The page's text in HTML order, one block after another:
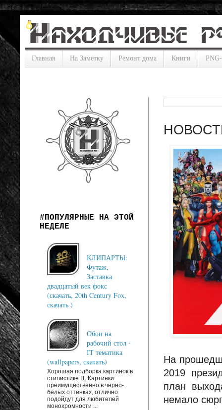
Главная На Заметку Ремонт дома Книги
На
2019
план
немало
#ПОПУЛЯРНЫЕ НА ЭТОЙ
НЕДЕЛЕ
КЛИПАРТЫ:
Футаж,
Заставка
двадцатый век фокс
(скачать, 20th Century Fox,
скачать )
Обои на
рабочий стол -
IT тематика
(wallpapers, скачать)
Хорошая подборка картинок в
стилистике IT. Картинки
преимущественно в черно-
белых оттенках, отлично
подойдут для любителей
монохромности ...